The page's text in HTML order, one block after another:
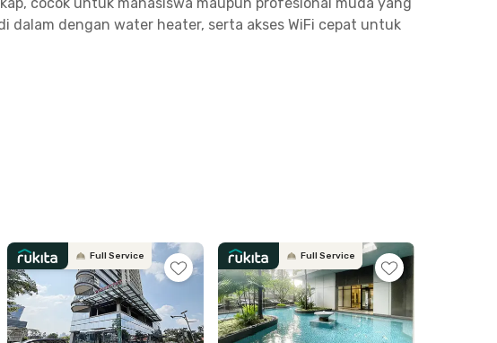
dalam dengan water heater, serta akses WiFi cepat untuk
CCTV, parkir motor, dan akses 24 jam supaya
Mall, 9 menit ke Plaza Festival, 11 menit ke One Satrio,
di jantung kota Jakarta.
Full Service Full Service